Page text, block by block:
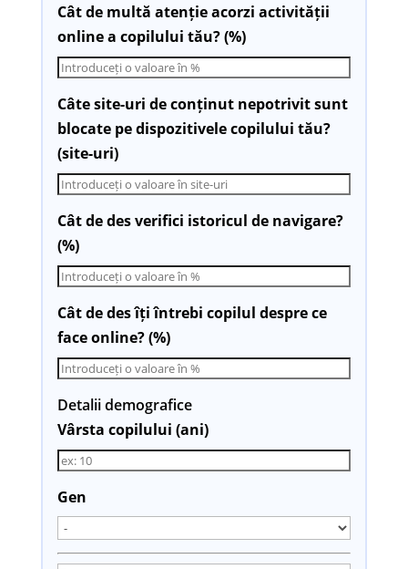
Cât de multă atenție acorzi activității
online a copilului tău? (%)
Câte site-uri de conținut nepotrivit sunt
blocate pe dispozitivele copilului tău?
(site-uri)
Cât de des verifici istoricul de navigare?
(%)
Cât de des îți întrebi copilul despre ce
face online? (%)
Detalii demografice
Vârsta copilului (ani)
Gen